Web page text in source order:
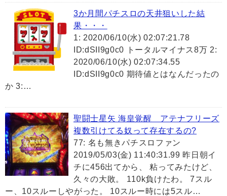
3か月間パチスロの天井狙いした結
果・・・
1: 2020/06/10(水) 02:07:21.78
ID:dSII9g0c0 トータルマイナス8万 2:
2020/06/10(水) 02:07:34.55
ID:dSII9g0c0 期待値とはなんだったの
か 3:…
聖闘士星矢 海皇覚醒 アテナフリーズ
複数引けてる奴って存在するの?
77: 名も無きパチスロファン
2019/05/03(金) 11:40:31.99 昨日朝イ
チに456出てから、 粘ってみたけど、
久々の大敗。 110k負けたわ。 7スル
ー、10スルーしやがった。 10スルー時には5スル…